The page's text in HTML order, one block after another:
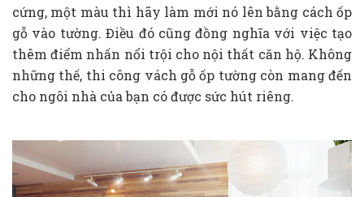
cứng, một màu thì hãy làm mới nó lên bằng cách ốp
gỗ vào tường. Điều đó cũng đồng nghĩa với việc tạo
thêm điểm nhấn nổi trội cho nội thất căn hộ. Không
những thế, thi công vách gỗ ốp tường còn mang đến
cho ngôi nhà của bạn có được sức hút riêng.